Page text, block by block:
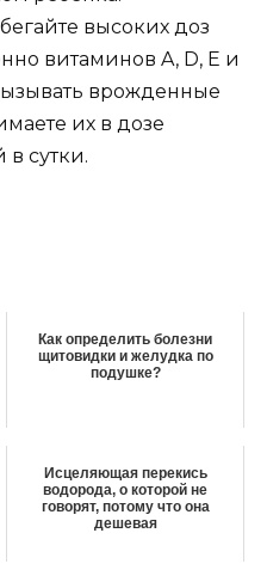
высоких доз
витаминов A, D, E и
врожденные
их в дозе
сутки.
Как определить болезни
щитовидки и желудка по
подушке?
Иcцеляющaя перекиcь
водородa, о которой не
говорят, потому что она
дешевая